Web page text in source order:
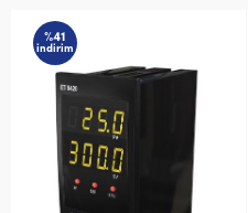
%41
indirim